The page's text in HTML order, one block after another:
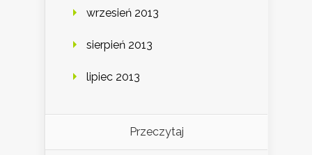
wrzesień 2013
sierpień 2013
lipiec 2013
Przeczytaj